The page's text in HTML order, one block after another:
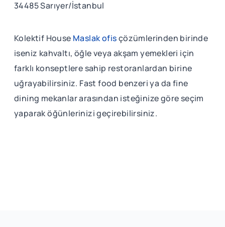
34485 Sarıyer/İstanbul
Kolektif House Maslak ofisçözümlerinden birinde
iseniz kahvaltı, öğle veya akşam yemekleri için
farklı konseptlere sahip restoranlardan birine
uğrayabilirsiniz. Fast food benzeri ya da fine
dining mekanlar arasından isteğinize göre seçim
yaparak öğünlerinizi geçirebilirsiniz.